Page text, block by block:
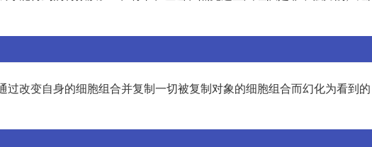
改变自身的细胞组合并复制一切被复制对象的细胞组合而幻化为看到的